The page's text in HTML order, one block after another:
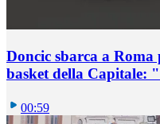
Doncic sbarca a
basket della Capitale:
00:59